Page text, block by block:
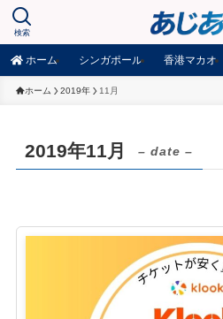
検索
ホーム シンガポール 香港マカオ
ホーム 2019年 11月
2019年11月 – date –